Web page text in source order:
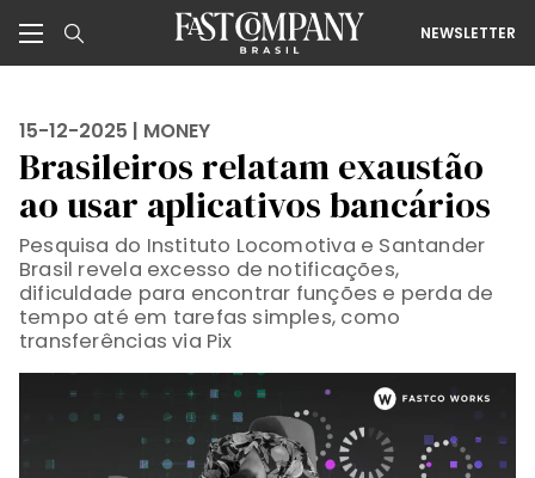
NEWSLETTER
15-12-2025 | MONEY
Brasileiros relatam exaustão
ao usar aplicativos bancários
Pesquisa do Instituto Locomotiva e Santander
Brasil revela excesso de notificações,
dificuldade para encontrar funções e perda de
tempo até em tarefas simples, como
transferências via Pix